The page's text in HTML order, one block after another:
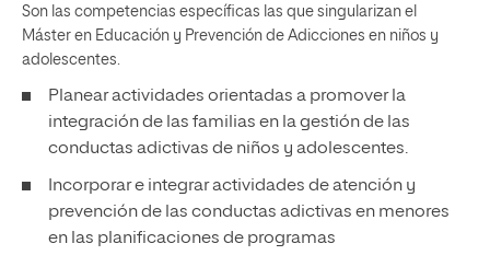
Son las competencias específicas las que singularizan el
Máster en Educación y Prevención de Adicciones en niños y
adolescentes.
Planear actividades orientadas a promover la
integración de las familias en la gestión de las
conductas adictivas de niños y adolescentes.
Incorporar e integrar actividades de atención y
prevención de las conductas adictivas en menores
en las planificaciones de programas